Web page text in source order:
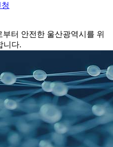
부터 안전한 울산광역시를 위
니다.